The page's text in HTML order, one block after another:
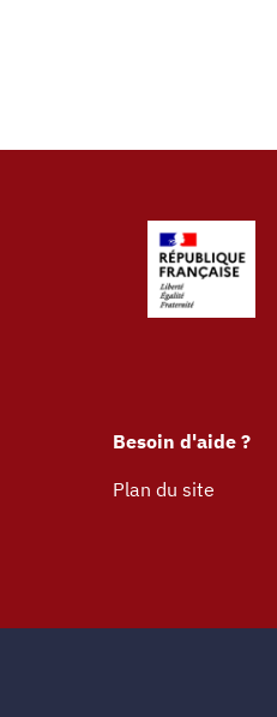
Besoin d'aide ?
Plan du site